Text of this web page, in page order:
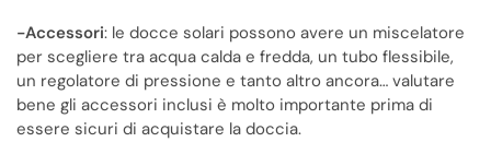
-Accessori: le docce solari possono avere un miscelatore
per scegliere tra acqua calda e fredda, un tubo flessibile,
un regolatore di pressione e tanto altro ancora… valutare
bene gli accessori inclusi è molto importante prima di
essere sicuri di acquistare la doccia.